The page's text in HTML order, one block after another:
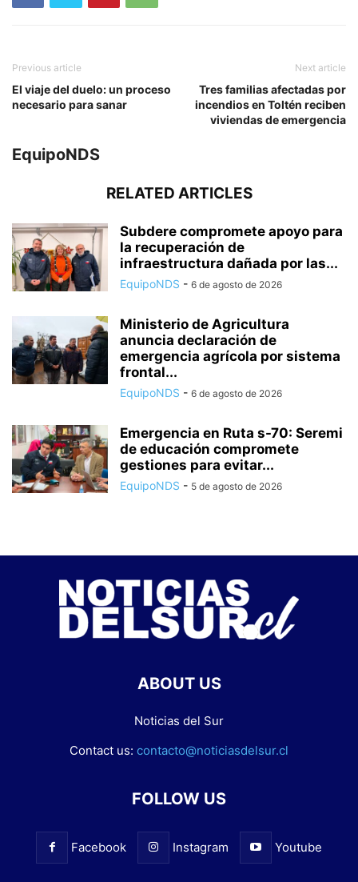
Previous article
El viaje del duelo: un proceso
necesario para sanar
Next article
Tres familias afectadas por
incendios en Toltén reciben
viviendas de emergencia
EquipoNDS
RELATED ARTICLES
Subdere compromete apoyo para
la recuperación de
infraestructura dañada por las...
EquipoNDS - 6 de agosto de 2026
Ministerio de Agricultura
anuncia declaración de
emergencia agrícola por sistema
frontal...
EquipoNDS - 6 de agosto de 2026
Emergencia en Ruta s-70: Seremi
de educación compromete
gestiones para evitar...
EquipoNDS - 5 de agosto de 2026
ABOUT US
Noticias del Sur
Contact us: contacto@noticiasdelsur.cl
FOLLOW US
Facebook Instagram Youtube